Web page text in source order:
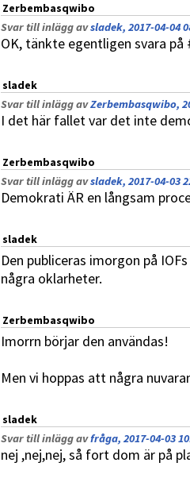
Zerbembasqwibo
Svar till inlägg avsladek, 2017-04-04
OK, tänkte egentligen svara på
sladek
Svar till inlägg avZerbembasqwibo,
I det här fallet var det inte
Zerbembasqwibo
Svar till inlägg avsladek, 2017-04-03
Demokrati ÄR en långsam
sladek
Den publiceras imorgon på
några oklarheter.
Zerbembasqwibo
Imorrn börjar den användas!
Men vi hoppas att några
sladek
Svar till inlägg avfråga, 2017-04-03
nej ,nej,nej, så fort dom är på